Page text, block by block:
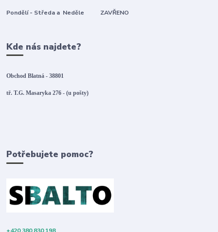
Pondělí - Středa a Neděle ZAVŘENO
Kde nás najdete?
Obchod Blatná - 38801
tř. T.G. Masaryka 276 - (u pošty)
Potřebujete pomoc?
+420 380 830 198